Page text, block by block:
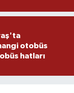
otobüs
hatları